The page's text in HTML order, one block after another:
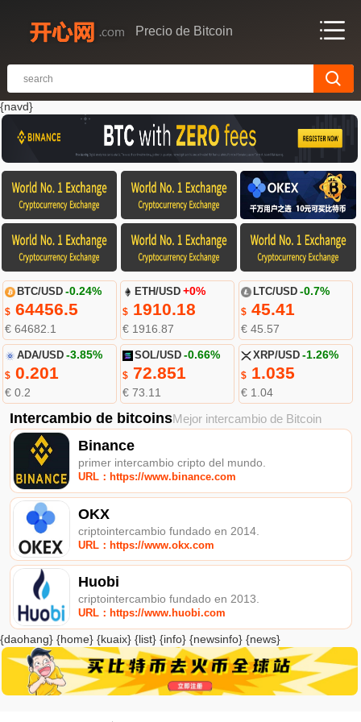
Precio de Bitcoin
{navd}
BTC/USD -0.24%
$64456.5
€ 64682.1
ETH/USD +0%
$ 1910.18
€ 1916.87
LTC/USD -0.7%
$45.41
€ 45.57
ADA/USD -3.85%
$0.201
€ 0.2
SOL/USD -0.66%
$ 72.851
€ 73.11
XRP/USD -1.26%
$1.035
€ 1.04
Intercambio de bitcoinsMejor intercambio de Bitcoin
Binance
primer intercambio cripto del mundo.
URL：https://www.binance.com
OKX
criptointercambio fundado en 2014.
URL：https://www.okx.com
Huobi
criptointercambio fundado en 2013.
URL：https://www.huobi.com
{daohang} {home} {kuaix} {list} {info} {newsinfo} {news}